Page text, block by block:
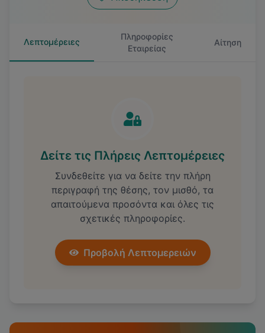
Λεπτομέρειες
Πληροφορίες
Εταιρείας
Αίτηση
Δείτε τις Πλήρεις Λεπτομέρειες
Συνδεθείτε για να δείτε την πλήρη
περιγραφή της θέσης, τον μισθό, τα
απαιτούμενα προσόντα και όλες τις
σχετικές πληροφορίες.
Προβολή Λεπτομερειών